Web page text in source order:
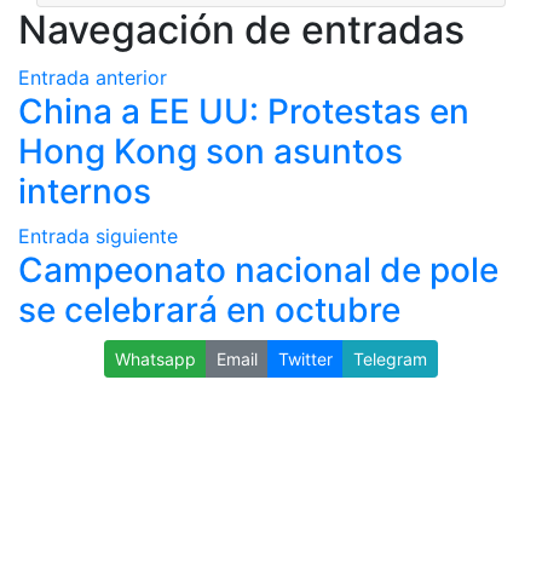
Navegación de entradas
Entrada anterior
China a EE UU: Protestas en
Hong Kong son asuntos
internos
Entrada siguiente
Campeonato nacional de pole
se celebrará en octubre
Whatsapp Email Twitter Telegram